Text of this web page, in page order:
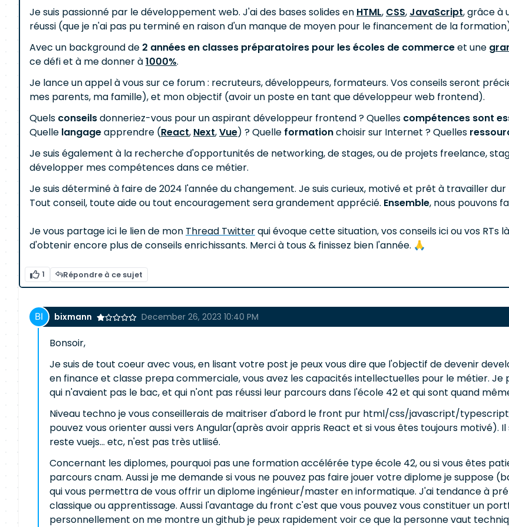
Je suis passionné par le développement web. J'ai des bases solides en HTML, CSS, JavaScript, grâce à
réussi (que je n'ai pas pu terminé en raison d'un manque de moyen pour le financement de la
Avec un background de 2 années en classes préparatoires pour les écoles de commerceet une
ce défi et à me donner à1000%.
Je lance un appel à vous sur ce forum : recruteurs, développeurs, formateurs. Vos conseils seront
mes parents, ma famille), et mon objectif (avoir un poste en tant que développeur web frontend).
Quels conseilsdonneriez-vous pour un aspirant développeur frontend ? Quelles compétences sont
Quelle langageapprendre (React, Next,Vue) ? Quelle formationchoisir sur Internet ? Quelles
Je suis également à la recherche d'opportunités de networking, de stages, ou de projets freelance,
développer mes compétences dans ce métier.
Je suis déterminé à faire de 2024 l'année du changement. Je suis curieux, motivé et prêt à travailler
Tout conseil, toute aide ou tout encouragement sera grandement apprécié. Ensemble, nous pouvons
Je vous partage ici le lien de mon Thread Twitterqui évoque cette situation, vos conseils ici ou vos
d'obtenir encore plus de conseils enrichissants. Merci à tous & finissez bien l'année. 🙏
1 Répondre à ce sujet
bixmann December 26, 2023 10:40 PM
Bonsoir,
Je suis de tout coeur avec vous, en lisant votre post je peux vous dire que l'objectif de devenir
en finance et classe prepa commerciale, vous avez les capacités intellectuelles pour le métier. Je
qui n'avaient pas le bac, et qui n'ont pas réussi leur parcours dans l'école 42 et qui sont quand
Niveau techno je vous conseillerais de maitriser d'abord le front pur html/css/javascript/
pouvez vous orienter aussi vers Angular(après avoir appris React et si vous êtes toujours motivé).
reste vuejs... etc, n'est pas très utliisé.
Concernant les diplomes, pourquoi pas une formation accélérée type école 42, ou si vous êtes
parcours cnam. Aussi je me demande si vous ne pouvez pas faire jouer votre diplome je suppose
qui vous permettra de vous offrir un diplome ingénieur/master en informatique. J'ai tendance à
classique ou apprentissage. Aussi l'avantage du front c'est que vous pouvez vous constituer un
personnellement on me montre un github je peux rapidement voir ce que la personne vaut